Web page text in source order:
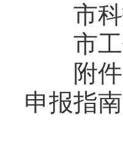
市科
市工
附件：
申报指南
2.揭